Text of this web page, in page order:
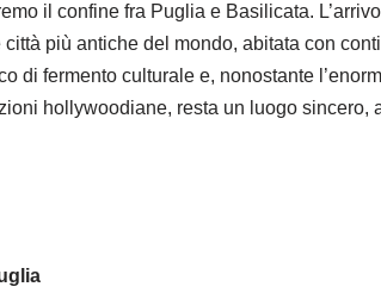
il confine fra Puglia e Basilicata.
più antiche del mondo, abitata con
di fermento culturale e, nonostante
hollywoodiane, resta un luogo sincero,